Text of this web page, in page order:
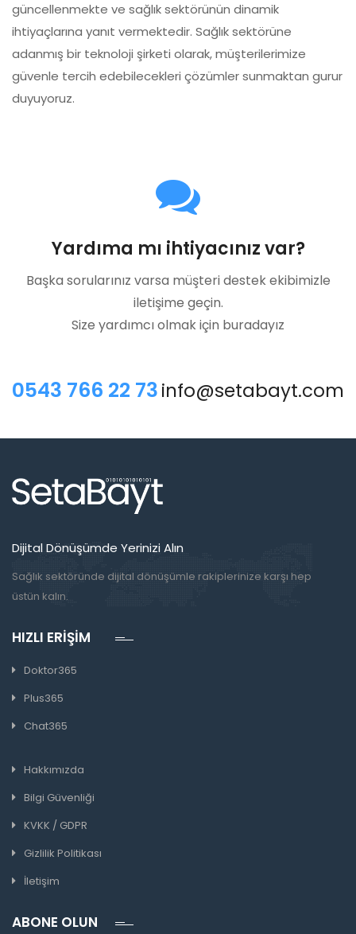
güncellenmekte ve sağlık sektörünün dinamik
ihtiyaçlarına yanıt vermektedir. Sağlık sektörüne
adanmış bir teknoloji şirketi olarak, müşterilerimize
güvenle tercih edebilecekleri çözümler sunmaktan gurur
duyuyoruz.
Yardıma mı ihtiyacınız var?
Başka sorularınız varsa müşteri destek ekibimizle
iletişime geçin.
Size yardımcı olmak için buradayız
0543 766 22 73info@setabayt.com
Dijital Dönüşümde Yerinizi Alın
Sağlık sektöründe dijital dönüşümle rakiplerinize karşı hep
üstün kalın.
HIZLI ERIŞIM
Doktor365
Plus365
Chat365
Hakkımızda
Bilgi Güvenliği
KVKK / GDPR
Gizlilik Politikası
İletişim
ABONE OLUN